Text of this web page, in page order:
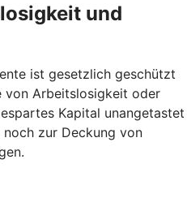
und
ist gesetzlich geschützt
von Arbeitslosigkeit oder
Kapital unangetastet
zur Deckung von